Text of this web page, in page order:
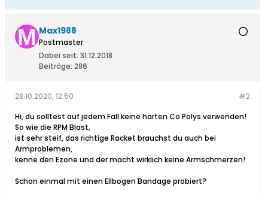
Max1988
Postmaster
Dabei seit: 31.12.2018
Beiträge: 286
#2
28.10.2020, 12:50
Hi, du solltest auf jedem Fall keine harten Co Polys verwenden!
So wie die RPM Blast,
ist sehr steif, das richtige Racket brauchst du auch bei
Armproblemen,
kenne den Ezone und der macht wirklich keine Armschmerzen!
Schon einmal mit einen Ellbogen Bandage probiert?